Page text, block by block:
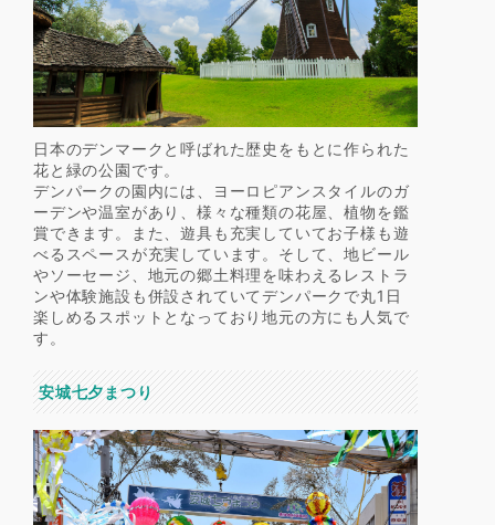
日本のデンマークと呼ばれた歴史をもとに作られた
花と緑の公園です。
デンパークの園内には、ヨーロピアンスタイルのガ
ーデンや温室があり、様々な種類の花屋、植物を鑑
賞できます。また、遊具も充実していてお子様も遊
べるスペースが充実しています。そして、地ビール
やソーセージ、地元の郷土料理を味わえるレストラ
ンや体験施設も併設されていてデンパークで丸1日
楽しめるスポットとなっており地元の方にも人気で
す。
安城七夕まつり